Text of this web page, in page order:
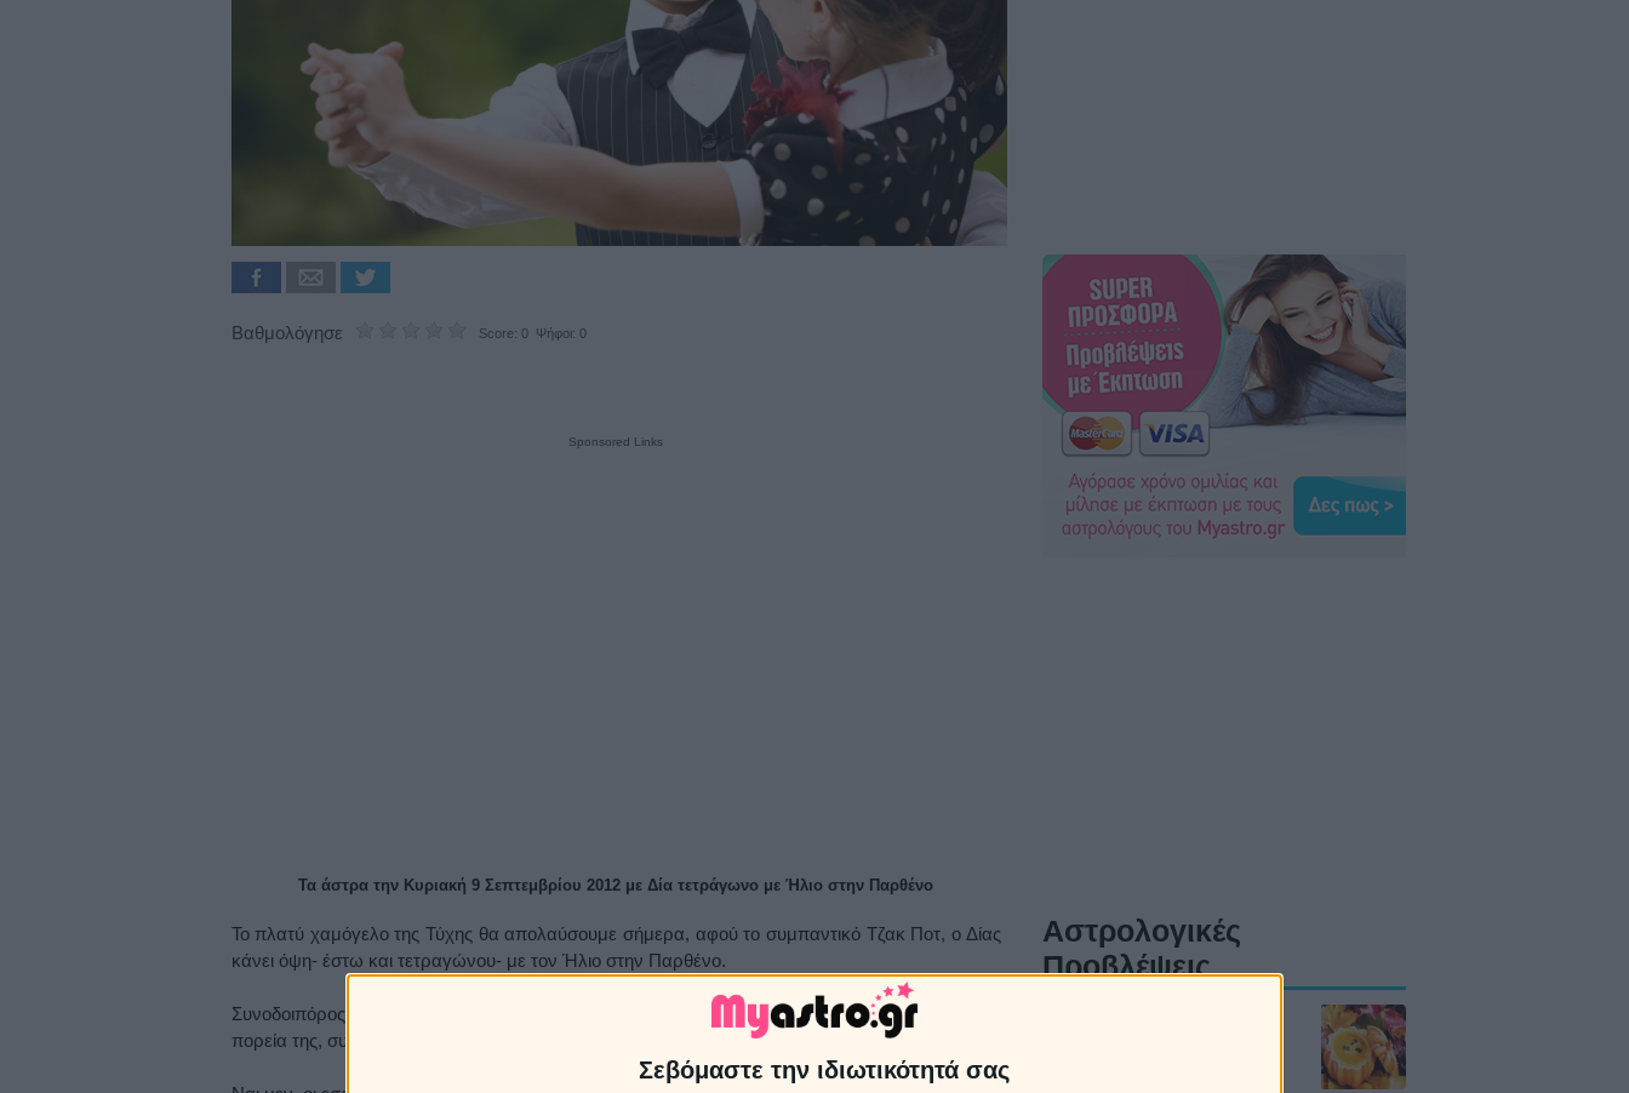
Σεβόμαστε την ιδιωτικότητά σας
Βαθμολόγησε Score: 0 Ψήφοι: 0
Sponsored Links
Τα άστρα την Κυριακή 9 Σεπτεμβρίου 2012 με Δία τετράγωνο με Ήλιο στην Παρθένο
Το πλατύ χαμόγελο της Τύχης θα απολαύσουμε σήμερα, αφού το συμπαντικό Τζακ Ποτ, ο Δίας
κάνει όψη- έστω και τετραγώνου- με τον Ήλιο στην Παρθένο.
Συνοδοιπόρος είναι και η Σελήνη, η οποία συνάντησε τον Δία σε σύνοδο και συνεχίζει την
πορεία της, συμμετέχοντας και αυτή στο τετράγωνο με τον Ήλιο.
Αστρολογικές
Προβλέψεις